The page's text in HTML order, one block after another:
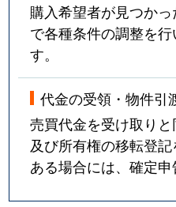
購入希望者が見つか
で各種条件の調整を
す。
代金の受領・物件引
売買代金を受け取り
及び所有権の移転登
ある場合には、確定申